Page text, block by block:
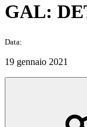
GAL:
Data:
19 gennaio 2021